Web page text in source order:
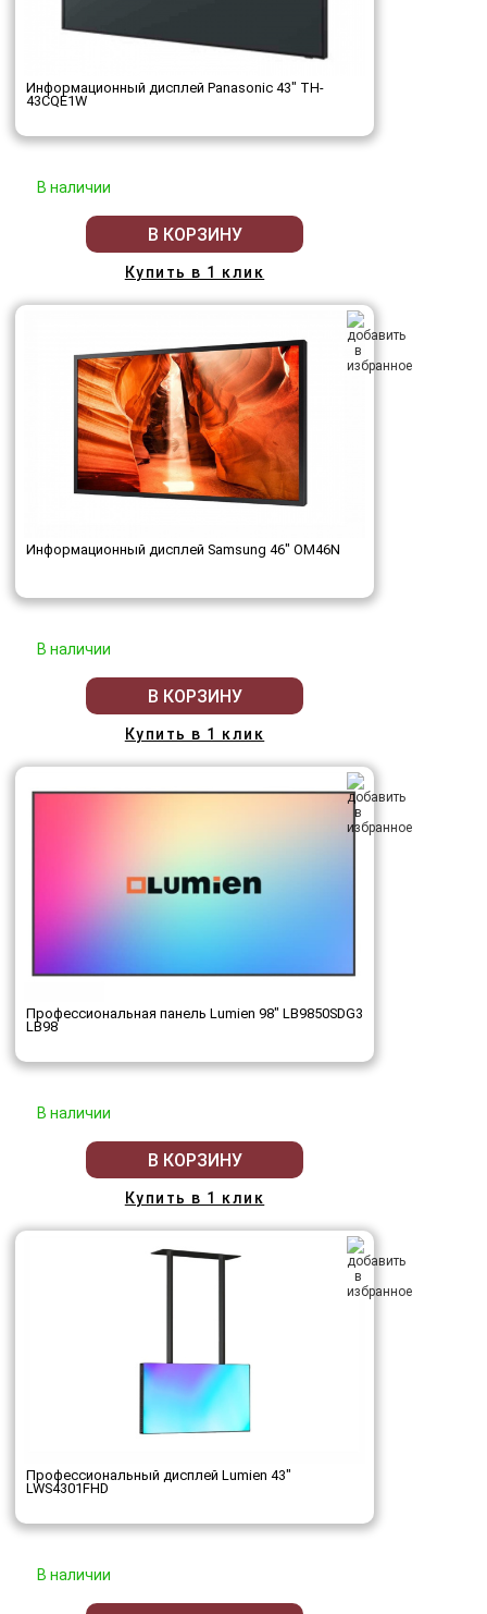
Информационный дисплей Panasonic 43" TH-
43CQE1W
В наличии
В КОРЗИНУ
Купить в 1 клик
Информационный дисплей Samsung 46" OM46N
В наличии
В КОРЗИНУ
Купить в 1 клик
Профессиональная панель Lumien 98" LB9850SDG3
LB98
В наличии
В КОРЗИНУ
Купить в 1 клик
Профессиональный дисплей Lumien 43"
LWS4301FHD
В наличии